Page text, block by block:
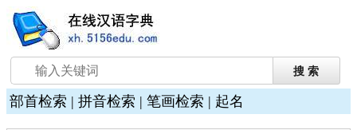
部首检索 | 拼音检索 | 笔画检索 | 起名